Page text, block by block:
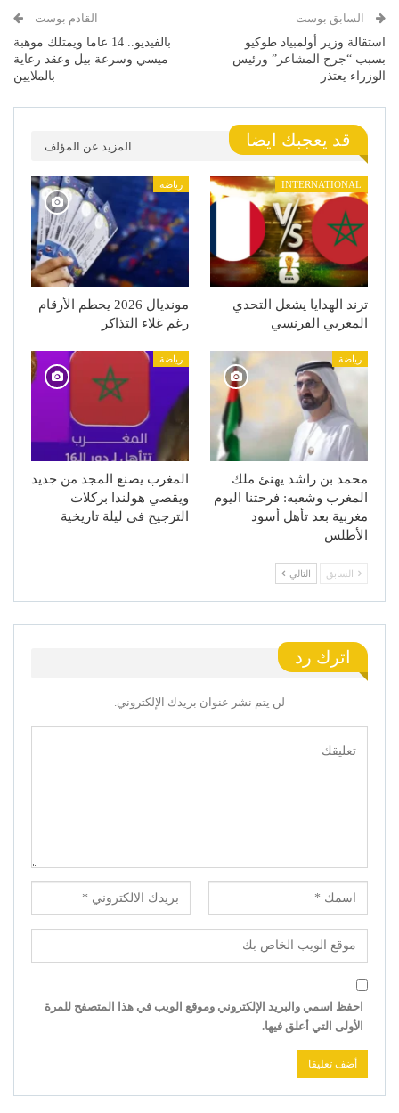
السابق بوست
استقالة وزير أولمبياد طوكيو
بسبب “جرح المشاعر” ورئيس
الوزراء يعتذر
القادم بوست
بالفيديو.. 14 عاما ويمتلك موهبة
ميسي وسرعة بيل وعقد رعاية
بالملايين
قد يعجبك ايضا المزيد عن المؤلف
INTERNATIONAL
ترند الهدايا يشعل التحدي
المغربي الفرنسي
رياضة
مونديال 2026 يحطم الأرقام
رغم غلاء التذاكر
رياضة
محمد بن راشد يهنئ ملك
المغرب وشعبه: فرحتنا اليوم
مغربية بعد تأهل أسود
الأطلس
رياضة
المغرب يصنع المجد من جديد
ويقصي هولندا بركلات
الترجيح في ليلة تاريخية
السابق التالي
اترك رد
لن يتم نشر عنوان بريدك الإلكتروني.
احفظ اسمي والبريد الإلكتروني وموقع الويب في هذا المتصفح للمرة
الأولى التي أعلق فيها.